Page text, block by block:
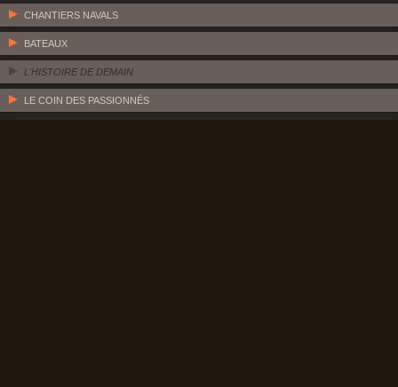
CHANTIERS NAVALS
BATEAUX
L'HISTOIRE DE DEMAIN
LE COIN DES PASSIONNÉS